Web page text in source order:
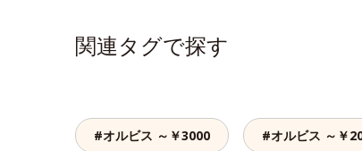
関連タグで探す
#オルビス ～￥3000 #オルビス ～￥